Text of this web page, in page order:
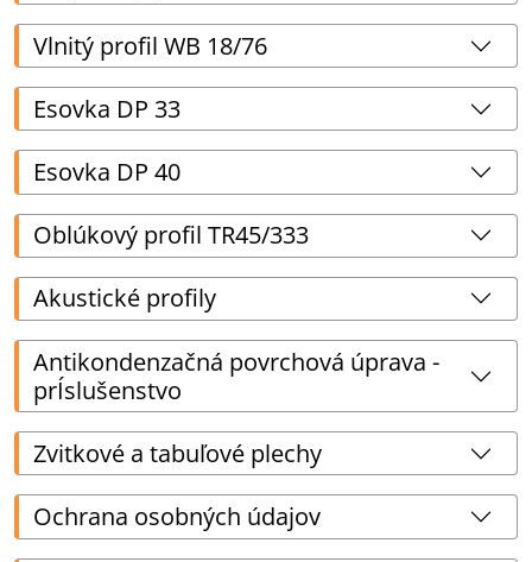
Vlnitý profil WB 18/76
Esovka DP 33
Esovka DP 40
Oblúkový profil TR45/333
Akustické profily
Antikondenzačná povrchová úprava -
prÍslušenstvo
Zvitkové a tabuľové plechy
Ochrana osobných údajov